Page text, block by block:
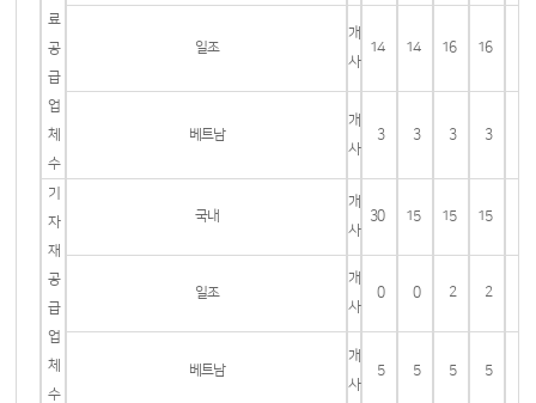
료
공
급
업
체
수
일조
개
사
14 14 16 16
베트남
개
사
3 3 3 3
기
자
재
공
급
업
체
수
국내
개
사
30 15 15 15
일조
개
사
0 0 2 2
베트남
개
사
5 5 5 5